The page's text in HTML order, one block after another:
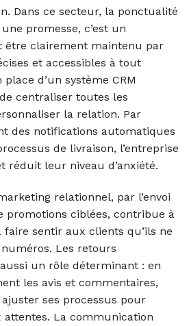
Dans ce secteur, la ponctualité
promesse, c’est un
être clairement maintenu par
et accessibles à tout
d’un système CRM
centraliser toutes les
la relation. Par
des notifications automatiques
de livraison, l’entreprise
réduit leur niveau d’anxiété.
relationnel, par l’envoi
promotions ciblées, contribue à
sentir aux clients qu’ils ne
Les retours
un rôle déterminant : en
les avis et commentaires,
ses processus pour
La communication